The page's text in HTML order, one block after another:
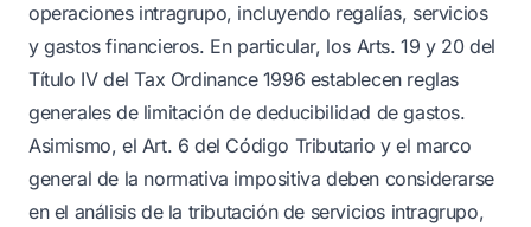
operaciones intragrupo, incluyendo regalías, servicios
y gastos financieros. En particular, los Arts. 19 y 20 del
Título IV del Tax Ordinance 1996 establecen reglas
generales de limitación de deducibilidad de gastos.
Asimismo, el Art. 6 del Código Tributario y el marco
general de la normativa impositiva deben considerarse
en el análisis de la tributación de servicios intragrupo,